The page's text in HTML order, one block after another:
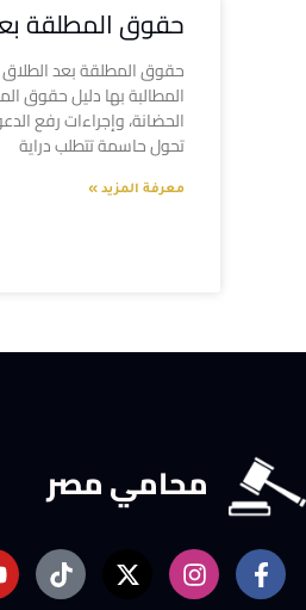
حقوق المطلقة
حقوق المطلقة بعد الطلاق
المطالبة بها دليل حقوق
الحضانة، وإجراءات رفع
تحول حاسمة تتطلب دراية
معرفة المزيد »
محامي مصر